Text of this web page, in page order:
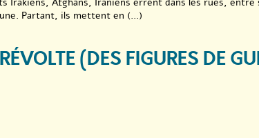
Irakiens, Afghans, Iraniens errent dans les rues, entre
Partant, ils mettent en (...)
(DES FIGURES DE